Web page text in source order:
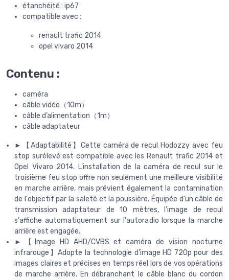
étanchéité : ip67
compatible avec :
renault trafic 2014
opel vivaro 2014
Contenu :
caméra
câble vidéo（10m）
câble d’alimentation（1m）
câble adaptateur
►【Adaptabilité】Cette caméra de recul Hodozzy avec feu
stop surélevé est compatible avec les Renault trafic 2014 et
Opel Vivaro 2014. L'installation de la caméra de recul sur le
troisième feu stop offre non seulement une meilleure visibilité
en marche arrière, mais prévient également la contamination
de l'objectif par la saleté et la poussière. Équipée d'un câble de
transmission adaptateur de 10 mètres, l'image de recul
s'affiche automatiquement sur l'autoradio lorsque la marche
arrière est engagée.
►【Image HD AHD/CVBS et caméra de vision nocturne
infrarouge】Adopte la technologie d'image HD 720p pour des
images claires et précises en temps réel lors de vos opérations
de marche arrière. En débranchant le câble blanc du cordon